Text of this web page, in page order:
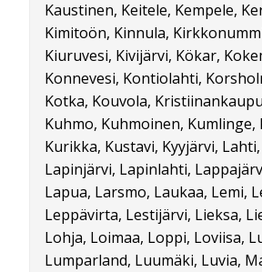
Kaustinen, Keitele, Kempele,
Kimitoön, Kinnula,
Kiuruvesi, Kivijärvi, Kökar,
Konnevesi, Kontiolahti,
Kotka, Kouvola,
Kuhmo, Kuhmoinen,
Kurikka, Kustavi, Kyyjärvi,
Lapinjärvi, Lapinlahti,
Lapua, Larsmo, Laukaa, Lemi,
Leppävirta, Lestijärvi, Lieksa,
Lohja, Loimaa, Loppi, Loviisa,
Lumparland, Luumäki, Luvia,